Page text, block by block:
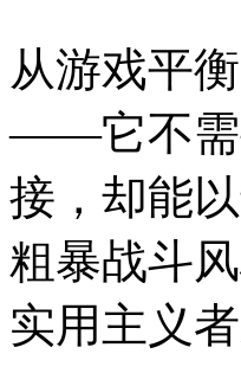
从游戏平
——它不需
接，却能
粗暴战斗
实用主义